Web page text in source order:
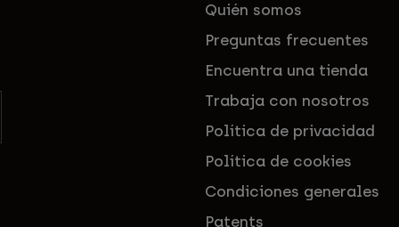
Quién somos
Preguntas frecuentes
Encuentra una tienda
Trabaja con nosotros
Política de privacidad
Política de cookies
Condiciones generales
Patents